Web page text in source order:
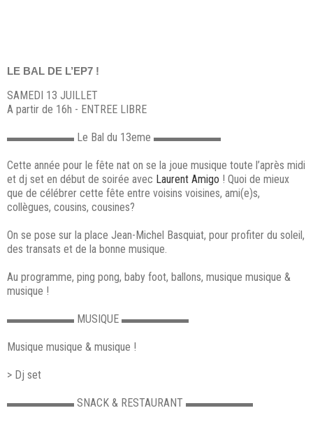
LE BAL DE L’EP7 !
SAMEDI 13 JUILLET
A partir de 16h - ENTREE LIBRE
▬▬▬▬▬▬ Le Bal du 13eme ▬▬▬▬▬▬
Cette année pour le fête nat on se la joue musique toute l’après midi
et dj set en début de soirée avec Laurent Amigo ! Quoi de mieux
que de célébrer cette fête entre voisins voisines, ami(e)s,
collègues, cousins, cousines?
On se pose sur la place Jean-Michel Basquiat, pour profiter du soleil,
des transats et de la bonne musique.
Au programme, ping pong, baby foot, ballons, musique musique &
musique !
▬▬▬▬▬▬ MUSIQUE ▬▬▬▬▬▬
Musique musique & musique !
> Dj set
▬▬▬▬▬▬ SNACK & RESTAURANT ▬▬▬▬▬▬